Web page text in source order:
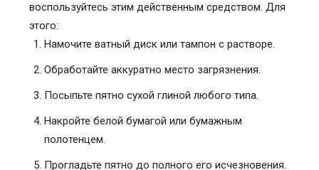
воспользуйтесь этим действенным средством. Для
этого:
Намочите ватный диск или тампон с растворе.
Обработайте аккуратно место загрязнения.
Посыпьте пятно сухой глиной любого типа.
Накройте белой бумагой или бумажным
полотенцем.
Прогладьте пятно до полного его исчезновения.